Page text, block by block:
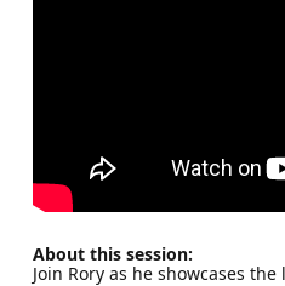
About this session:
Join Rory as he showcases